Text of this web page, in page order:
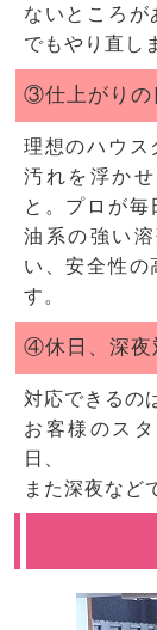
ないところが
でもやり直し
③仕上がりの
理想のハウス
汚れを浮か
と。プロが
油系の強い
い、安全性の
す。
④休日、深夜
対応できるの
お客様のス
日、
また深夜など